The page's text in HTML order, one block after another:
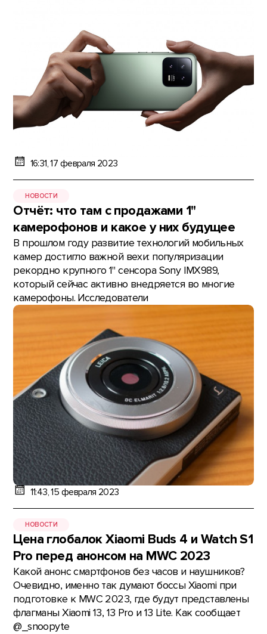
16:31, 17 февраля 2023
НОВОСТИ
Отчёт: что там с продажами 1"
камерофонов и какое у них будущее
В прошлом году развитие технологий мобильных
камер достигло важной вехи: популяризации
рекордно крупного 1" сенсора Sony IMX989,
который сейчас активно внедряется во многие
камерофоны. Исследователи
11:43, 15 февраля 2023
НОВОСТИ
Цена глобалок Xiaomi Buds 4 и Watch S1
Pro перед анонсом на MWC 2023
Какой анонс смартфонов без часов и наушников?
Очевидно, именно так думают боссы Xiaomi при
подготовке к MWC 2023, где будут представлены
флагманы Xiaomi 13, 13 Pro и 13 Lite. Как сообщает
@_snoopyte